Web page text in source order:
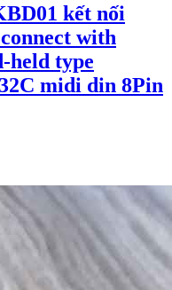
kết nối
with
held type
midi din 8Pin